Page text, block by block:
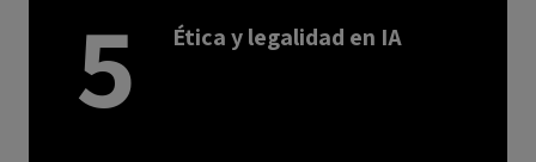
5 Ética y legalidad en IA